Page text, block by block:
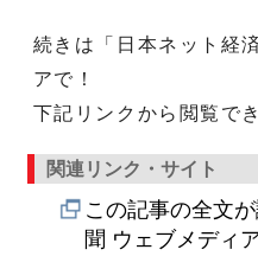
続きは「日本ネット経
アで！
下記リンクから閲覧で
関連リンク・サイト
この記事の全文
聞 ウェブメディ